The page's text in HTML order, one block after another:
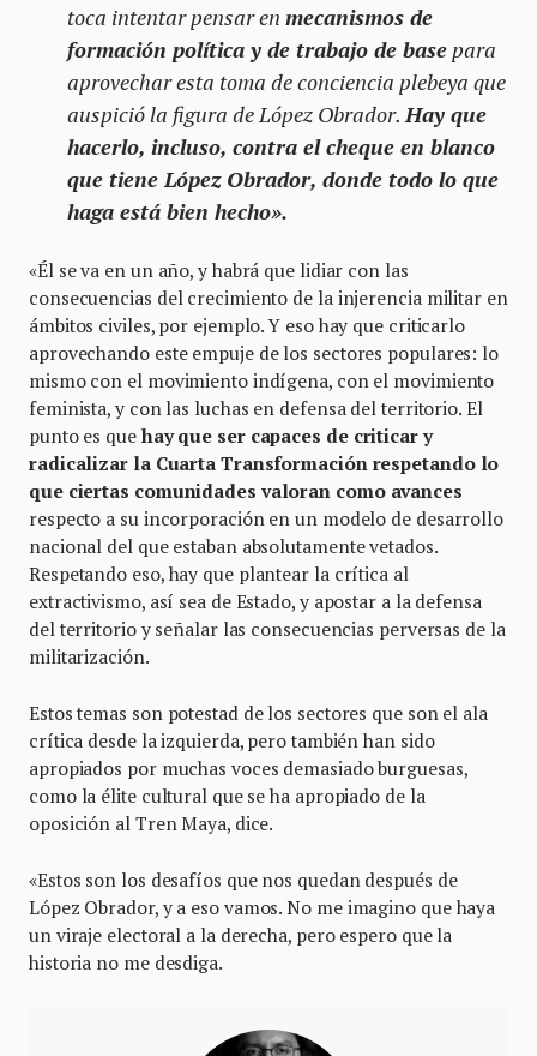
toca intentar pensar en mecanismos de
formación política y de trabajo de base para
aprovechar esta toma de conciencia plebeya que
auspició la figura de López Obrador.Hay que
hacerlo, incluso, contra el cheque en blanco
que tiene López Obrador, donde todo lo que
haga está bien hecho».
«Él se va en un año, y habrá que lidiar con las
consecuencias del crecimiento de la injerencia militar en
ámbitos civiles, por ejemplo. Y eso hay que criticarlo
aprovechando este empuje de los sectores populares: lo
mismo con el movimiento indígena, con el movimiento
feminista, y con las luchas en defensa del territorio. El
punto es quehay que ser capaces de criticar y
radicalizar la Cuarta Transformación respetando lo
que ciertas comunidades valoran como avances
respecto a su incorporación en un modelo de desarrollo
nacional del que estaban absolutamente vetados.
Respetando eso, hay que plantear la crítica al
extractivismo, así sea de Estado, y apostar a la defensa
del territorio y señalar las consecuencias perversas de la
militarización.
Estos temas son potestad de los sectores que son el ala
crítica desde la izquierda, pero también han sido
apropiados por muchas voces demasiado burguesas,
como la élite cultural que se ha apropiado de la
oposición al Tren Maya, dice.
«Estos son los desafíos que nos quedan después de
López Obrador, y a eso vamos. No me imagino que haya
un viraje electoral a la derecha, pero espero que la
historia no me desdiga.